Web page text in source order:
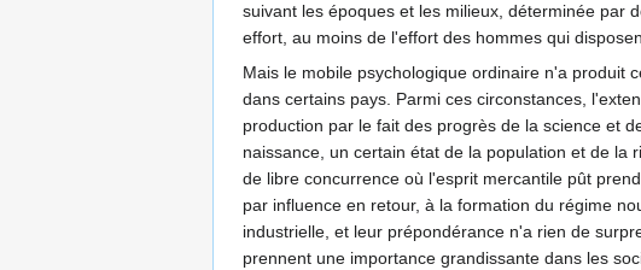
suivant les époques et les milieux, déterminée par
effort, au moins de l'effort des hommes qui
Mais le mobile psychologique ordinaire n'a produit
dans certains pays. Parmi ces circonstances,
production par le fait des progrès de la science et
naissance, un certain état de la population et de la
de libre concurrence où l'esprit mercantile pût
par influence en retour, à la formation du régime
industrielle, et leur prépondérance n'a rien de
prennent une importance grandissante dans les